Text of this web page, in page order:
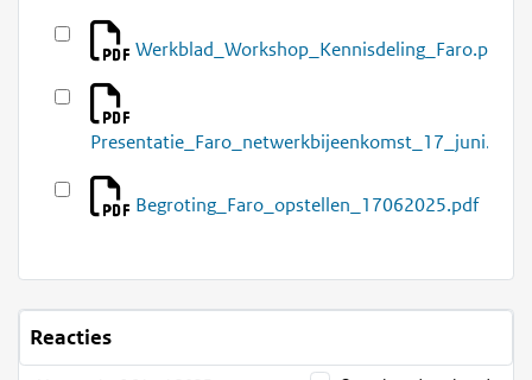
Werkblad_Workshop_Kennisdeling_Faro.pdf
Presentatie_Faro_netwerkbijeenkomst_17_juni.pdf
Begroting_Faro_opstellen_17062025.pdf
Reacties